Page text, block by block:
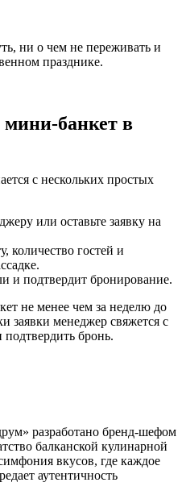
ни о чем не переживать и
празднике.
мини-банкет в
с нескольких простых
или оставьте заявку на
количество гостей и
и подтвердит бронирование.
не менее чем за неделю до
заявки менеджер свяжется с
бронь.
разработано бренд-шефом
балканской кулинарной
вкусов, где каждое
аутентичность